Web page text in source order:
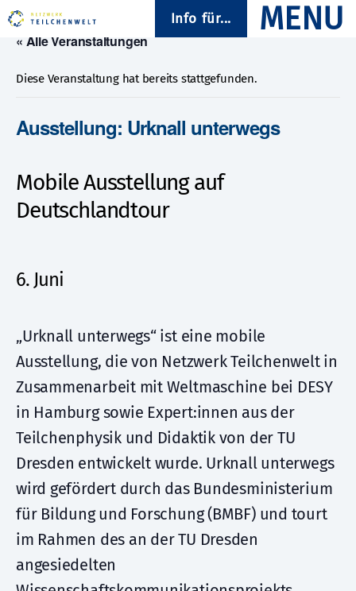
Info für...
« Alle Veranstaltungen
Diese Veranstaltung hat bereits stattgefunden.
Ausstellung: Urknall unterwegs
Mobile Ausstellung auf
Deutschlandtour
6. Juni
„Urknall unterwegs“ ist eine mobile
Ausstellung, die von Netzwerk Teilchenwelt in
Zusammenarbeit mit Weltmaschine bei DESY
in Hamburg sowie Expert:innen aus der
Teilchenphysik und Didaktik von der TU
Dresden entwickelt wurde. Urknall unterwegs
wird gefördert durch das Bundesministerium
für Bildung und Forschung (BMBF) und tourt
im Rahmen des an der TU Dresden
angesiedelten